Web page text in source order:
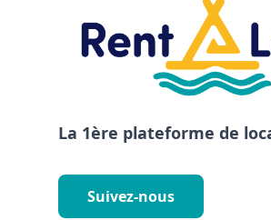
La 1ère plateforme de
Suivez-nous